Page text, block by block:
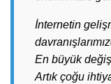
İnternetin
En büyük
Artık çoğu